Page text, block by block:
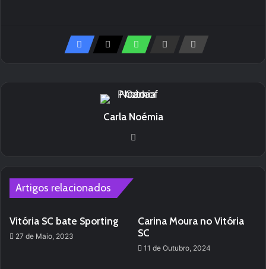
Carla Noémia
Artigos relacionados
Vitória SC bate Sporting
27 de Maio, 2023
Carina Moura no Vitória
SC
11 de Outubro, 2024